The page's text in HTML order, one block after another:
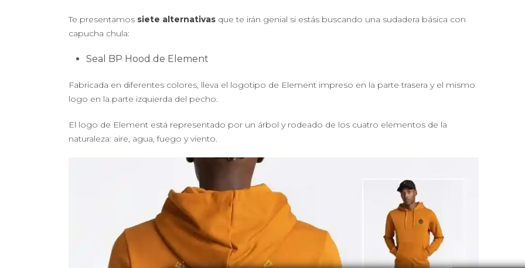
Te presentamos siete alternativas que te irán genial si estás buscando una sudadera básica con
capucha chula:
Seal BP Hood de Element
Fabricada en diferentes colores, lleva el logotipo de Element impreso en la parte trasera y el mismo
logo en la parte izquierda del pecho.
El logo de Element está representado por un árbol y rodeado de los cuatro elementos de la
naturaleza: aire, agua, fuego y viento.